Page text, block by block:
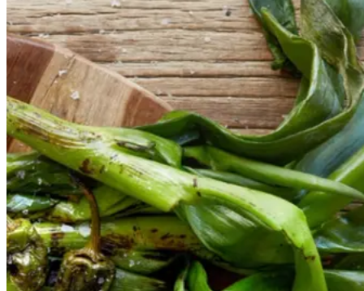
CatalanskCatalansk
bønnesalatbønnesala
t medmed
grilledegrillede
grøntsagergrøntsage
r ogog salbitxada-
saucesalbitxada-
sauce